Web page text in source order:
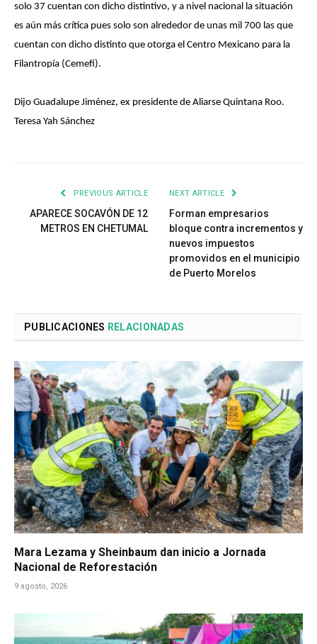
solo 37 cuentan con dicho distintivo, y a nivel nacional la situación
es aún más crítica pues solo son alrededor de unas mil 700 las que
cuentan con dicho distinto que otorga el Centro Mexicano para la
Filantropía (Cemefi).
Dijo Guadalupe Jiménez, ex presidente de Aliarse Quintana Roo.
Teresa Yah Sánchez
PREVIOUS ARTICLE
APARECE SOCAVÓN DE 12
METROS EN CHETUMAL
NEXT ARTICLE
Forman empresarios
bloque contra incrementos y
nuevos impuestos
promovidos en el municipio
de Puerto Morelos
PUBLICACIONES RELACIONADAS
Mara Lezama y Sheinbaum dan inicio a Jornada
Nacional de Reforestación
9 agosto, 2026